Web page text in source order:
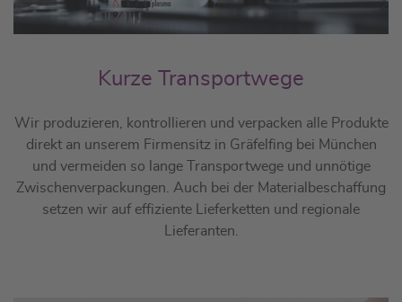
Kurze Transportwege
Wir produzieren, kontrollieren und verpacken alle Produkte
direkt an unserem Firmensitz in Gräfelfing bei München
und vermeiden so lange Transportwege und unnötige
Zwischenverpackungen. Auch bei der Materialbeschaffung
setzen wir auf effiziente Lieferketten und regionale
Lieferanten.